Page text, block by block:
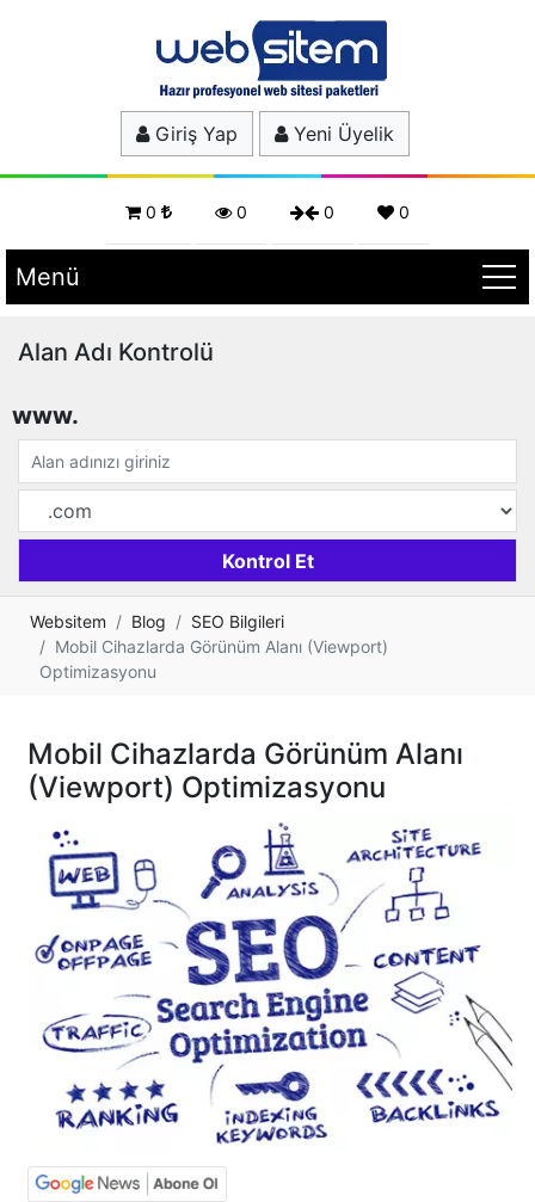
Giriş Yap Yeni Üyelik
0 0 0 0
Menü
Alan Adı Kontrolü
www.
Websitem Blog
SEO Bilgileri
Mobil Cihazlarda Görünüm Alanı (Viewport)
Optimizasyonu
Mobil Cihazlarda Görünüm Alanı
(Viewport) Optimizasyonu